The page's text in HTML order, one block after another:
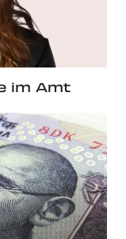
im Amt